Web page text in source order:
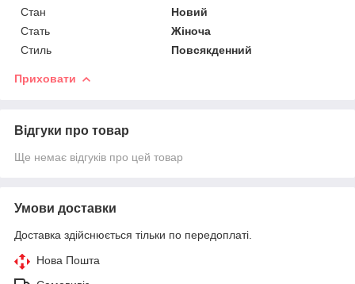
Стан
Новий
Стать
Жіноча
Стиль
Повсякденний
Приховати
Відгуки про товар
Ще немає відгуків про цей товар
Умови доставки
Доставка здійснюється тільки по передоплаті.
Нова Пошта